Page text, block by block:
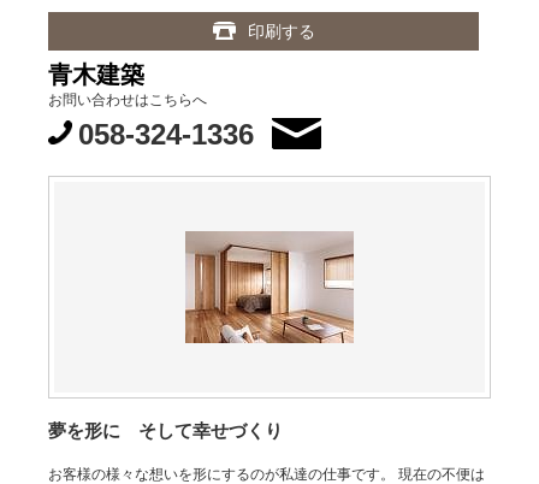
青木建築
お問い合わせはこちらへ
058-324-1336
夢を形に そして幸せづくり
お客様の様々な想いを形にするのが私達の仕事です。 現在の不便は
印刷する